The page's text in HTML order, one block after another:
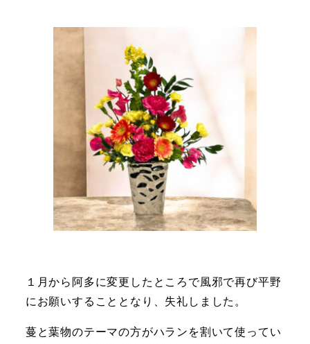
１月から阿多に変更したところで風邪で再び平野
にお願いすることとなり、失礼しました。
蔓と葉物のテーマの方がハランを割いて使ってい